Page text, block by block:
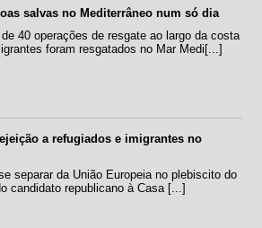
salvas no Mediterrâneo num só dia
40 operações de resgate ao largo da costa
foram resgatados no Mar Medi[...]
a refugiados e imigrantes no
separar da União Europeia no plebiscito do
candidato republicano à Casa [...]